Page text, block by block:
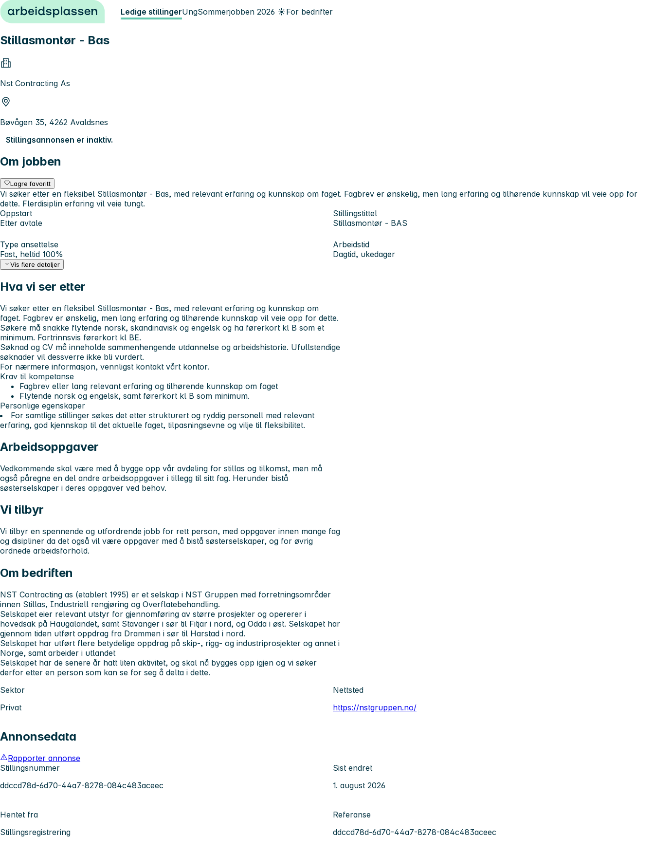
Hopp til innhold Ledige stillingerUngSommerjobben 2026 ☀️For bedrifter
Stillasmontør - Bas
Nst Contracting As
Bøvågen 35, 4262 Avaldsnes
Stillingsannonsen er inaktiv.
Om jobben
Lagre favoritt
Vi søker etter en fleksibel Stillasmontør - Bas, med relevant erfaring og kunnskap om faget. Fagbrev er ønskelig, men lang erfaring og tilhørende kunnskap vil veie opp for
dette. Flerdisiplin erfaring vil veie tungt.
Oppstart
Etter avtale
Stillingstittel
Stillasmontør - BAS
Type ansettelse
Fast, heltid 100%
Arbeidstid
Dagtid, ukedager
Vis flere detaljer
Hva vi ser etter
Vi søker etter en fleksibel Stillasmontør - Bas, med relevant erfaring og kunnskap om
faget. Fagbrev er ønskelig, men lang erfaring og tilhørende kunnskap vil veie opp for dette.
Søkere må snakke flytende norsk, skandinavisk og engelsk og ha førerkort kl B som et
minimum. Fortrinnsvis førerkort kl BE.
Søknad og CV må inneholde sammenhengende utdannelse og arbeidshistorie. Ufullstendige
søknader vil dessverre ikke bli vurdert.
For nærmere informasjon, vennligst kontakt vårt kontor.
Krav til kompetanse
Fagbrev eller lang relevant erfaring og tilhørende kunnskap om faget
Flytende norsk og engelsk, samt førerkort kl B som minimum.
Personlige egenskaper
For samtlige stillinger søkes det etter strukturert og ryddig personell med relevant
erfaring, god kjennskap til det aktuelle faget, tilpasningsevne og vilje til fleksibilitet.
Arbeidsoppgaver
Vedkommende skal være med å bygge opp vår avdeling for stillas og tilkomst, men må
også påregne en del andre arbeidsoppgaver i tillegg til sitt fag. Herunder bistå
søsterselskaper i deres oppgaver ved behov.
Vi tilbyr
Vi tilbyr en spennende og utfordrende jobb for rett person, med oppgaver innen mange fag
og disipliner da det også vil være oppgaver med å bistå søsterselskaper, og for øvrig
ordnede arbeidsforhold.
Om bedriften
NST Contracting as (etablert 1995) er et selskap i NST Gruppen med forretningsområder
innen Stillas, Industriell rengjøring og Overflatebehandling.
Selskapet eier relevant utstyr for gjennomføring av større prosjekter og opererer i
hovedsak på Haugalandet, samt Stavanger i sør til Fitjar i nord, og Odda i øst. Selskapet har
gjennom tiden utført oppdrag fra Drammen i sør til Harstad i nord.
Selskapet har utført flere betydelige oppdrag på skip-, rigg- og industriprosjekter og annet i
Norge, samt arbeider i utlandet
Selskapet har de senere år hatt liten aktivitet, og skal nå bygges opp igjen og vi søker
derfor etter en person som kan se for seg å delta i dette.
Sektor
Privat
Nettsted
https://nstgruppen.no/
Annonsedata
Rapporter annonse
Stillingsnummer
ddccd78d-6d70-44a7-8278-084c483aceec
Sist endret
1. august 2026
Hentet fra
Stillingsregistrering
Referanse
ddccd78d-6d70-44a7-8278-084c483aceec